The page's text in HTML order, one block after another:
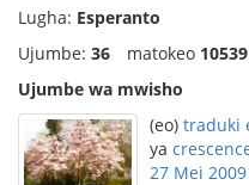
Lugha: Esperanto
Ujumbe: 36 matokeo
Ujumbe wa mwisho
(eo) traduki
ya
27 Mei 2009